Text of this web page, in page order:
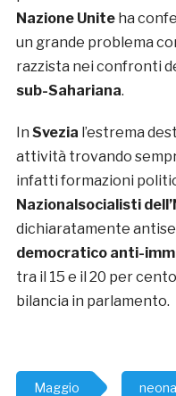
Nazione Uniteha
un grande problema
razzista nei confronti
sub-Sahariana.
In Svezia l’estrema
attività trovando
infatti formazioni
Nazionalsocialisti
dichiaratamente
democratico anti-
tra il 15 e il 20 per
bilancia in parlamento.
Maggio